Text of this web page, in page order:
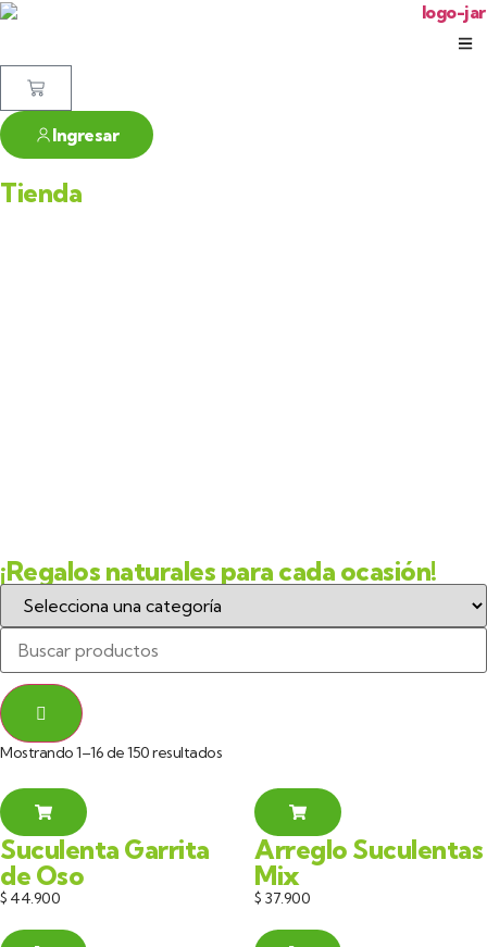
Ingresar
Tienda
¡Regalos naturales para cada ocasión!
Mostrando 1–16 de 150 resultados
Suculenta Garrita
de Oso
$ 44.900
Arreglo Suculentas
Mix
$ 37.900